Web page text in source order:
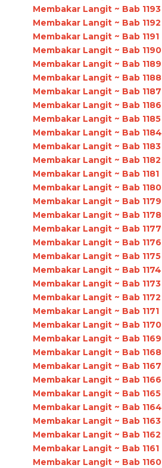
Membakar Langit ~ Bab 1193
Membakar Langit ~ Bab 1192
Membakar Langit ~ Bab 1191
Membakar Langit ~ Bab 1190
Membakar Langit ~ Bab 1189
Membakar Langit ~ Bab 1188
Membakar Langit ~ Bab 1187
Membakar Langit ~ Bab 1186
Membakar Langit ~ Bab 1185
Membakar Langit ~ Bab 1184
Membakar Langit ~ Bab 1183
Membakar Langit ~ Bab 1182
Membakar Langit ~ Bab 1181
Membakar Langit ~ Bab 1180
Membakar Langit ~ Bab 1179
Membakar Langit ~ Bab 1178
Membakar Langit ~ Bab 1177
Membakar Langit ~ Bab 1176
Membakar Langit ~ Bab 1175
Membakar Langit ~ Bab 1174
Membakar Langit ~ Bab 1173
Membakar Langit ~ Bab 1172
Membakar Langit ~ Bab 1171
Membakar Langit ~ Bab 1170
Membakar Langit ~ Bab 1169
Membakar Langit ~ Bab 1168
Membakar Langit ~ Bab 1167
Membakar Langit ~ Bab 1166
Membakar Langit ~ Bab 1165
Membakar Langit ~ Bab 1164
Membakar Langit ~ Bab 1163
Membakar Langit ~ Bab 1162
Membakar Langit ~ Bab 1161
Membakar Langit ~ Bab 1160